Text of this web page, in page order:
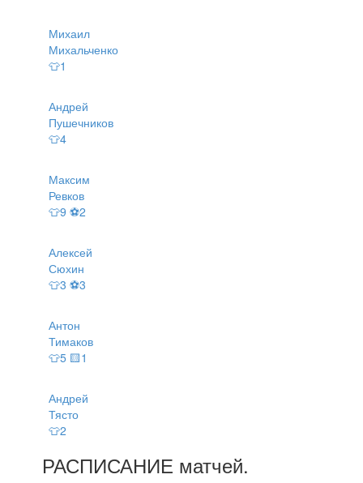
Михаил
Михальченко
👕1
Андрей
Пушечников
👕4
Максим
Ревков
👕9 ⚽2
Алексей
Сюхин
👕3 ⚽3
Антон
Тимаков
👕5 🟨1
Андрей
Тясто
👕2
РАСПИСАНИЕ матчей.